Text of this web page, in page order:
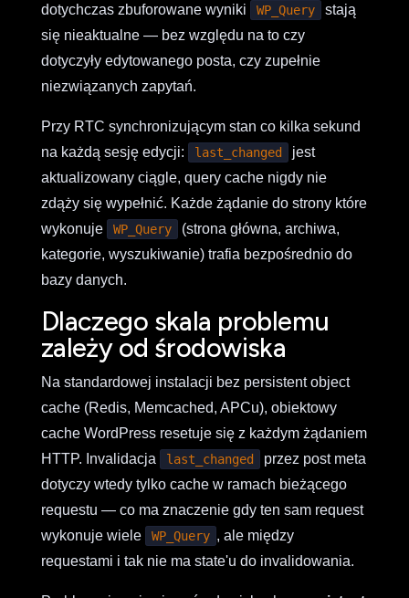
dotychczas zbuforowane wyniki
WP_Query
stają
się nieaktualne — bez względu na to czy
dotyczyły edytowanego posta, czy zupełnie
niezwiązanych zapytań.
Przy RTC synchronizującym stan co kilka sekund
na każdą sesję edycji:
last_changed
jest
aktualizowany ciągle, query cache nigdy nie
zdąży się wypełnić. Każde żądanie do strony które
wykonuje
WP_Query
(strona główna, archiwa,
kategorie, wyszukiwanie) trafia bezpośrednio do
bazy danych.
Dlaczego skala problemu
zależy od środowiska
Na standardowej instalacji bez persistent object
cache (Redis, Memcached, APCu), obiektowy
cache WordPress resetuje się z każdym żądaniem
HTTP. Invalidacja
last_changed
przez post meta
dotyczy wtedy tylko cache w ramach bieżącego
requestu — co ma znaczenie gdy ten sam request
wykonuje wiele
WP_Query , ale między
requestami i tak nie ma state'u do invalidowania.